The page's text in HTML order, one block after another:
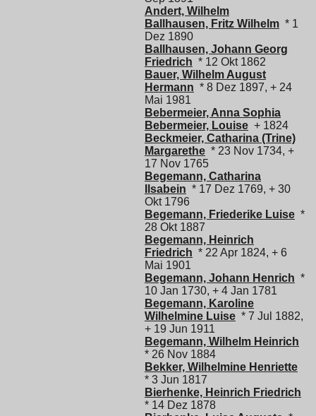
Andert, Wilhelm
Ballhausen, Fritz Wilhelm * 1
Dez 1890
Ballhausen, Johann Georg
Friedrich * 12 Okt 1862
Bauer, Wilhelm August
Hermann * 8 Dez 1897, + 24
Mai 1981
Bebermeier, Anna Sophia
Bebermeier, Louise + 1824
Beckmeier, Catharina (Trine)
Margarethe * 23 Nov 1734, +
17 Nov 1765
Begemann, Catharina
Ilsabein * 17 Dez 1769, + 30
Okt 1796
Begemann, Friederike Luise *
28 Okt 1887
Begemann, Heinrich
Friedrich * 22 Apr 1824, + 6
Mai 1901
Begemann, Johann Henrich *
10 Jan 1730, + 4 Jan 1781
Begemann, Karoline
Wilhelmine Luise * 7 Jul 1882,
+ 19 Jun 1911
Begemann, Wilhelm Heinrich
* 26 Nov 1884
Bekker, Wilhelmine Henriette
* 3 Jun 1817
Bierhenke, Heinrich Friedrich
* 14 Dez 1878